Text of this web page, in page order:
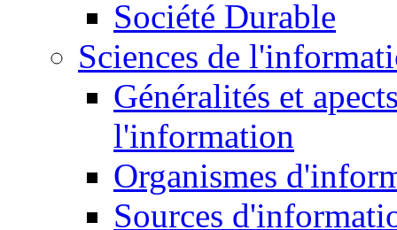
Société Durable
Sciences de
Généralités et
l'information
Organismes
Sources